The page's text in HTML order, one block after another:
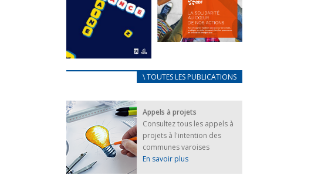
FEUILLETER
au coeur de
nos actions
FEUILLETER
FRANÇAIS/UKRAINIEN
25 avril 2022
Afin
d’accompagner
au mieux les
réfugiés
ukrainiens arrivés
en France,...
\ TOUTES LES PUBLICATIONS
Appels à projets
Consultez tous les appels à
projets à l'intention des
communes varoises
En savoir plus